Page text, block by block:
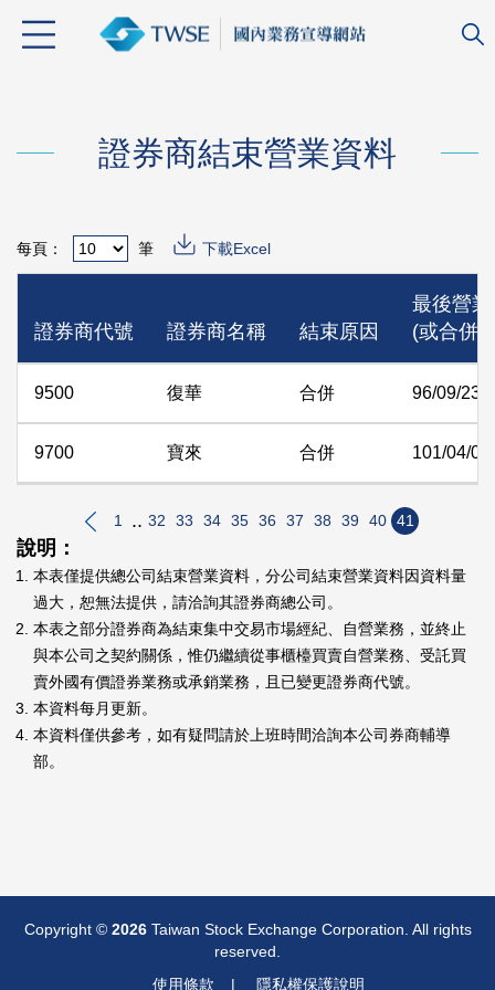
證券商結束營業資料
每頁： 筆 下載Excel
證券商代號 證券商名稱 結束原因
最後營
(或合併
9500 復華 合併 96/09/23
9700 寶來 合併 101/04/01
1 .. 32 33 34 35 36 37 38 39 40 41
說明：
本表僅提供總公司結束營業資料，分公司結束營業資料因資料量
過大，恕無法提供，請洽詢其證券商總公司。
本表之部分證券商為結束集中交易市場經紀、自營業務，並終止
與本公司之契約關係，惟仍繼續從事櫃檯買賣自營業務、受託買
賣外國有價證券業務或承銷業務，且已變更證券商代號。
本資料每月更新。
本資料僅供參考，如有疑問請於上班時間洽詢本公司券商輔導
部。
Copyright © 2026Taiwan Stock Exchange Corporation. All rights
reserved.
使用條款
隱私權保護說明